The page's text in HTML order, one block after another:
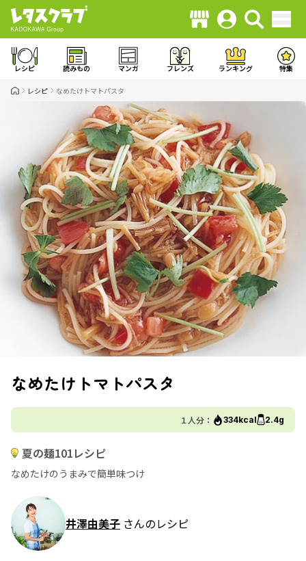
レシピ 読みもの マンガ フレンズ ランキング 特集
レシピ なめたけトマトパスタ
なめたけトマトパスタ
１人分： 334kcal 2.4g
夏の麺101レシピ
なめたけのうまみで簡単味つけ
井澤由美子 さんのレシピ